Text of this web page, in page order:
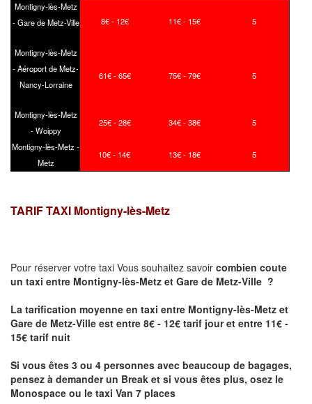
Montigny-lès-Metz
- Gare de Metz-Ville
8€ - 12€ 11€ - 15€ 5
Montigny-lès-Metz
- Aéroport de Metz-
Nancy-Lorraine
61€ - 65€ 75€ - 79€ 5
Montigny-lès-Metz
- Woippy
25€ - 28€ 34€ - 38€ 5
Montigny-lès-Metz -
Metz
10€ - 14€ 13€ - 18€ 5
TARIF TAXI Montigny-lès-Metz
Pour réserver votre taxi Vous souhaitez savoir combien coute
un taxi entre Montigny-lès-Metz et Gare de Metz-Ville ?
La tarification moyenne en taxi entre Montigny-lès-Metz et
Gare de Metz-Ville est entre 8€ - 12€ tarif jour et entre 11€ -
15€ tarif nuit
Si vous êtes 3 ou 4 personnes avec beaucoup de bagages,
pensez à demander un Break et si vous êtes plus, osez le
Monospace ou le taxi Van 7 places